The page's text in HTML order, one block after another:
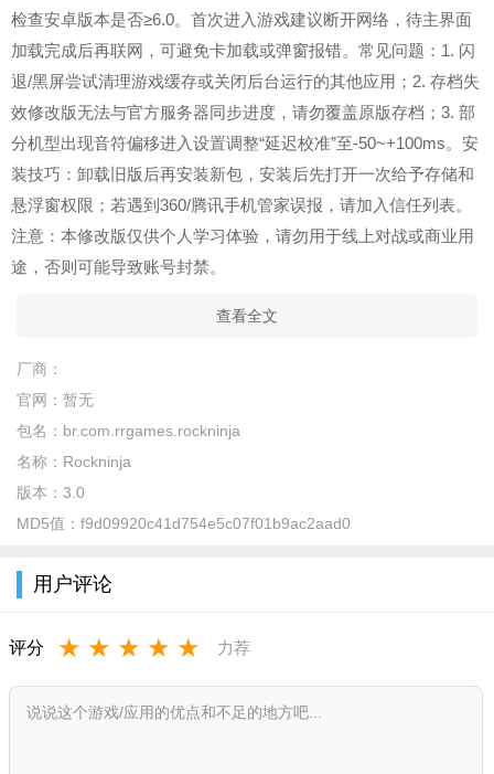
检查安卓版本是否≥6.0。首次进入游戏建议断开网络，待主界面
加载完成后再联网，可避免卡加载或弹窗报错。常见问题：1. 闪
退/黑屏尝试清理游戏缓存或关闭后台运行的其他应用；2. 存档失
效修改版无法与官方服务器同步进度，请勿覆盖原版存档；3. 部
分机型出现音符偏移进入设置调整“延迟校准”至-50~+100ms。安
装技巧：卸载旧版后再安装新包，安装后先打开一次给予存储和
悬浮窗权限；若遇到360/腾讯手机管家误报，请加入信任列表。
注意：本修改版仅供个人学习体验，请勿用于线上对战或商业用
途，否则可能导致账号封禁。
查看全文
厂商：
官网： 暂无
包名： br.com.rrgames.rockninja
名称： Rockninja
版本： 3.0
MD5值： f9d09920c41d754e5c07f01b9ac2aad0
用户评论
评分 ★ ★ ★ ★ ★ 力荐